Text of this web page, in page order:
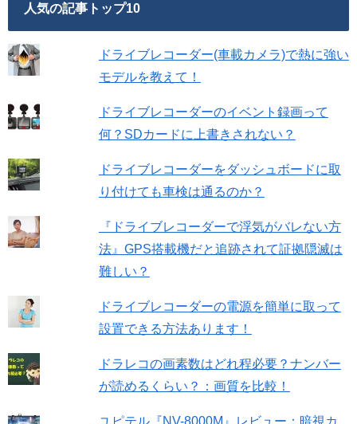
人気の記事トップ10
ドライブレコーダー(車載カメラ)で熱に強い
モデルを教えて！
ドライブレコーダーのイベント録画って
何？SDカードに上書きされない？
ドライブレコーダーをダッシュボードに取
り付けても車検は通るのか？
『ドライブレコーダーで浮気がバレない方
法』GPS搭載機だと追跡されて証拠隠滅は
難しい？
ドライブレコーダーの電源を簡単に取って
設置できる方法あります！
ドラレコの画素数はどれ程必要？ナンバー
が読めるくらい？：画質を比較！
ユピテル『NV-8000M』レビュー：暗視カ